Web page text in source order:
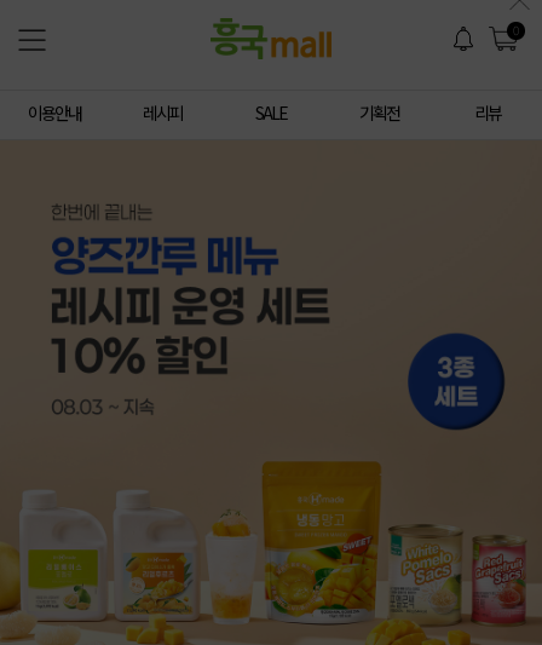
0
이용안내 레시피 SALE 기획전 리뷰